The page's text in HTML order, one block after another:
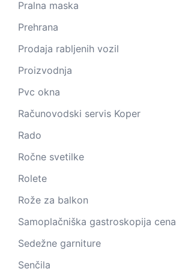
Pralna maska
Prehrana
Prodaja rabljenih vozil
Proizvodnja
Pvc okna
Računovodski servis Koper
Rado
Ročne svetilke
Rolete
Rože za balkon
Samoplačniška gastroskopija cena
Sedežne garniture
Senčila